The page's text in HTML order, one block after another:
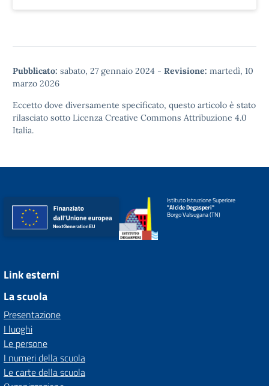
Pubblicato: sabato, 27 gennaio 2024 - Revisione: martedì, 10
marzo 2026
Eccetto dove diversamente specificato, questo articolo è stato
rilasciato sotto Licenza Creative Commons Attribuzione 4.0
Italia.
Istituto Istruzione Superiore
"Alcide Degasperi"
Borgo Valsugana (TN)
Link esterni
La scuola
Presentazione
I luoghi
Le persone
I numeri della scuola
Le carte della scuola